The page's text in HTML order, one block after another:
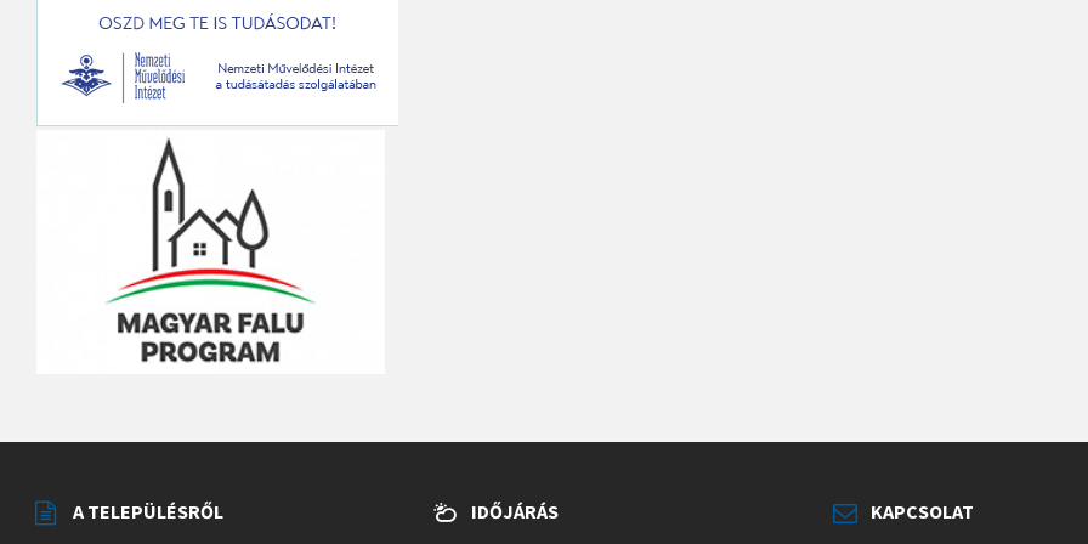
A TELEPÜLÉSRŐL IDŐJÁRÁS KAPCSOLAT